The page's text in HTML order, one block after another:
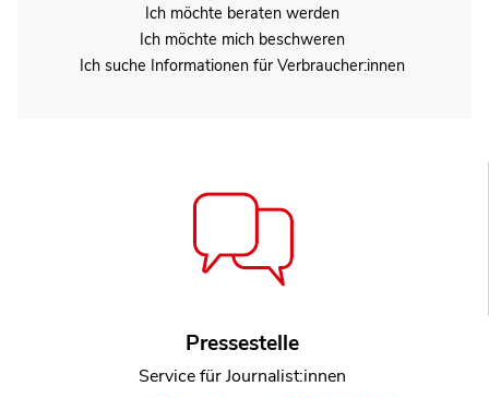
Ich möchte beraten werden
Ich möchte mich beschweren
Ich suche Informationen für Verbraucher:innen
Pressestelle
Service für Journalist:innen